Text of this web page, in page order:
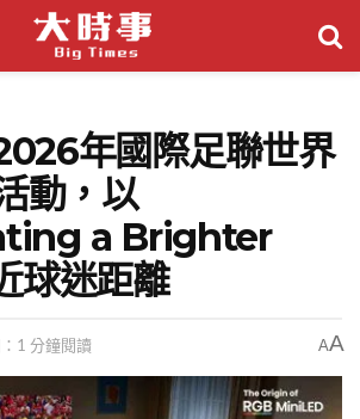
年國際足聯世界
動，以
a Brighter
球迷距離
1 分鐘閱讀 AA